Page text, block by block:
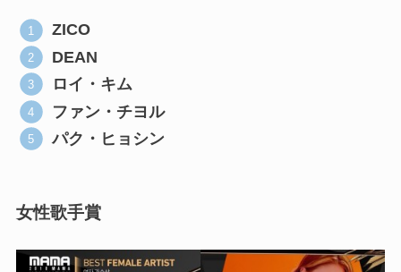
ZICO
DEAN
ロイ・キム
ファン・チヨル
パク・ヒョシン
女性歌手賞